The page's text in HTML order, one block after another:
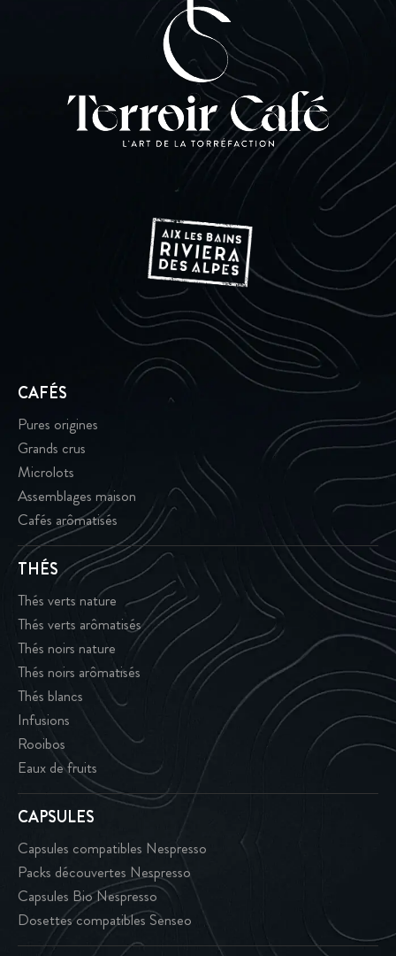
CAFÉS
Pures origines
Grands crus
Microlots
Assemblages maison
Cafés arômatisés
THÉS
Thés verts nature
Thés verts arômatisés
Thés noirs nature
Thés noirs arômatisés
Thés blancs
Infusions
Rooibos
Eaux de fruits
CAPSULES
Capsules compatibles Nespresso
Packs découvertes Nespresso
Capsules Bio Nespresso
Dosettes compatibles Senseo